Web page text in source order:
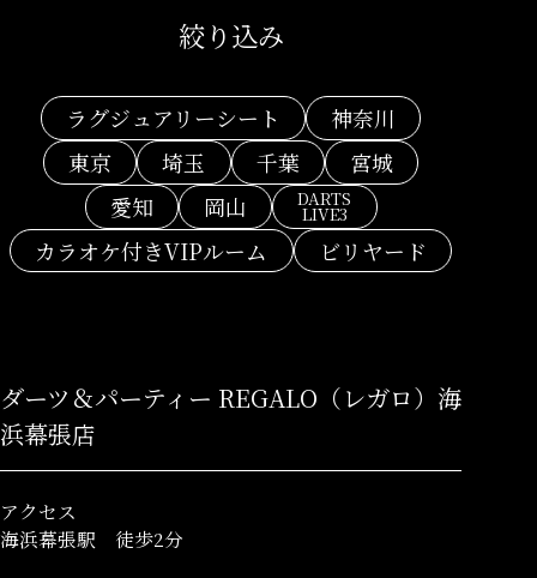
絞り込み
ラグジュアリーシート
神奈川
東京
埼玉 千葉
宮城
愛知
岡山 DARTS
LIVE3
カラオケ付きVIPルーム ビリヤード
ダーツ＆パーティー REGALO（レガロ）海
浜幕張店
アクセス
海浜幕張駅 徒歩2分